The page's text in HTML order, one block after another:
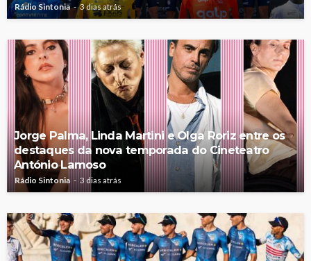
Rádio Sintonia 3 dias atrás
Jorge Palma, Linda Martini e Olga Roriz entre os
destaques da nova temporada do Cineteatro
António Lamoso
Rádio Sintonia 3 dias atrás